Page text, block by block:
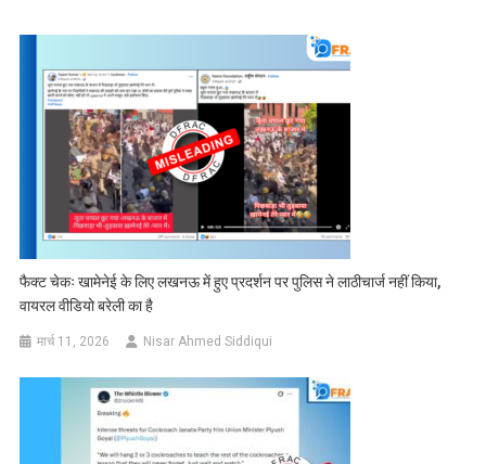
फैक्ट चेकः खामेनेई के लिए लखनऊ में हुए प्रदर्शन पर पुलिस ने लाठीचार्ज नहीं किया,
वायरल वीडियो बरेली का है
मार्च 11, 2026 Nisar Ahmed Siddiqui